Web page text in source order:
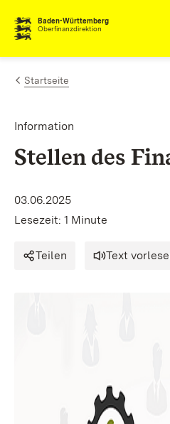
Zum Inhalt springen
Baden-Württemberg
Oberfinanzdirektion
Startseite
Information
Stellen des
03.06.2025
Lesezeit: 1 Minute
Teilen Text